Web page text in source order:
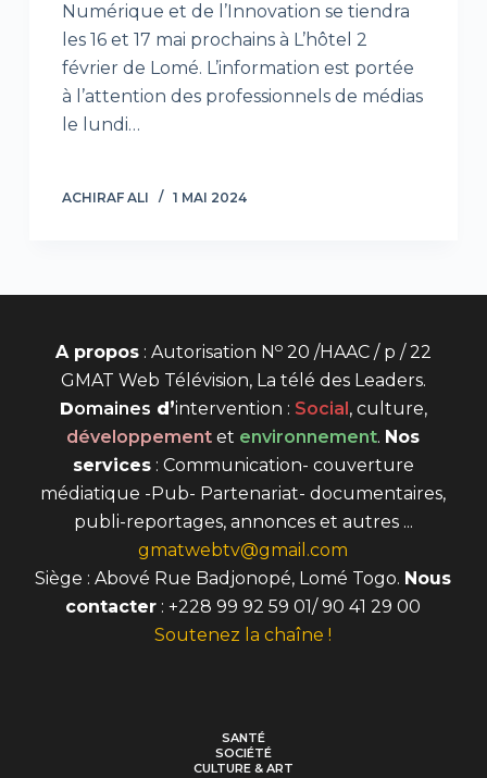
Numérique et de l’Innovation se tiendra
les 16 et 17 mai prochains à L’hôtel 2
février de Lomé. L’information est portée
à l’attention des professionnels de médias
le lundi…
ACHIRAF ALI 1 MAI 2024
A propos: Autorisation N o20 /HAAC / p / 22
GMAT Web Télévision, La télé des Leaders.
Domaines d’intervention : Social , culture,
développement et environnement. Nos
services: Communication- couverture
médiatique -Pub- Partenariat- documentaires,
publi-reportages, annonces et autres ...
gmatwebtv@gmail.com
Siège : Abové Rue Badjonopé, Lomé Togo. Nous
contacter : +228 99 92 59 01/ 90 41 29 00
Soutenez la chaîne !
SANTÉ
SOCIÉTÉ
CULTURE & ART